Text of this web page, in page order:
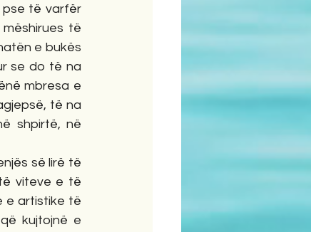
pse të varfër
të
e bukës
se do të na
mbresa e
të na
shpirtë, në
së lirë të
viteve e të
e artistike të
kujtojnë e